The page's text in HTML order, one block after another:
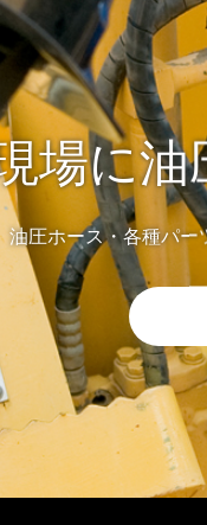
場に
油圧ホース・各種パー